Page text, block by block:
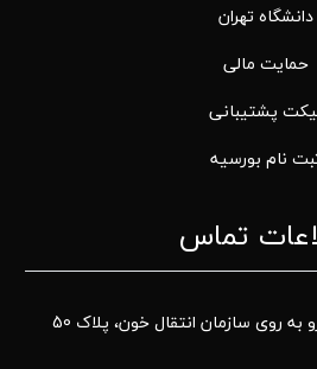
دانشگاه تهران
حمایت مالی
پشتیبانی
نام بورسیه
تماس
روی سازمان انتقال خون، پلاک 50